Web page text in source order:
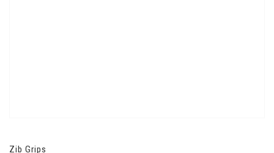
Zib Grips